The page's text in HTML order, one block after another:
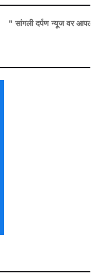
दर्पण न्यूज वर आपल्या सर्वांचे